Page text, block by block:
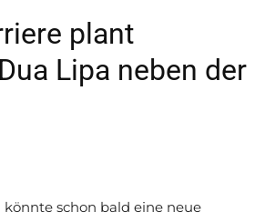
plant
Lipa neben der
könnte schon bald eine neue